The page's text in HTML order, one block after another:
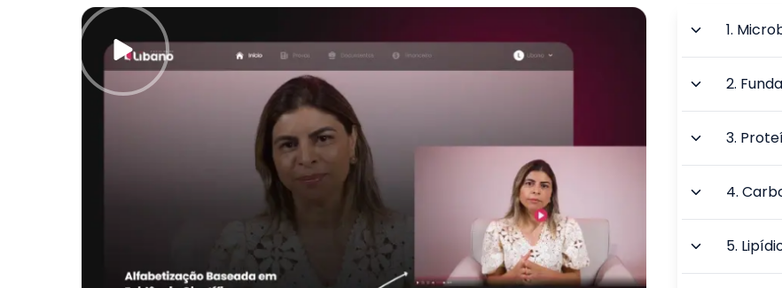
1.
2.
3.
4.
5.